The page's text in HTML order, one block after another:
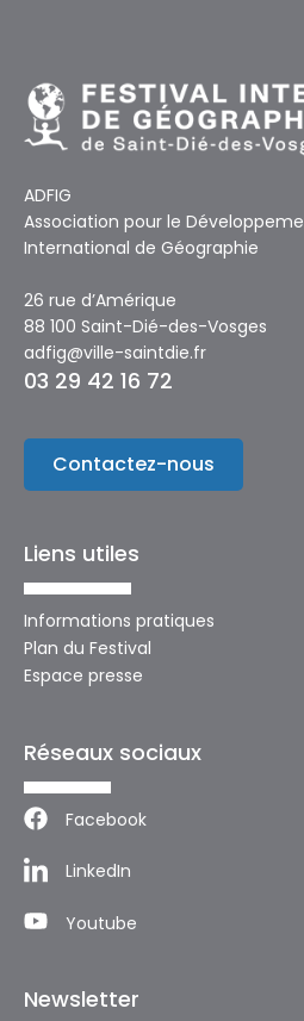
ADFIG
Association pour le
International de Géographie
26 rue d’Amérique
88 100 Saint-Dié-des-Vosges
adfig@ville-saintdie.fr
03 29 42 16 72
Contactez-nous
Liens utiles
Informations pratiques
Plan du Festival
Espace presse
Réseaux sociaux
Facebook
LinkedIn
Youtube
Newsletter